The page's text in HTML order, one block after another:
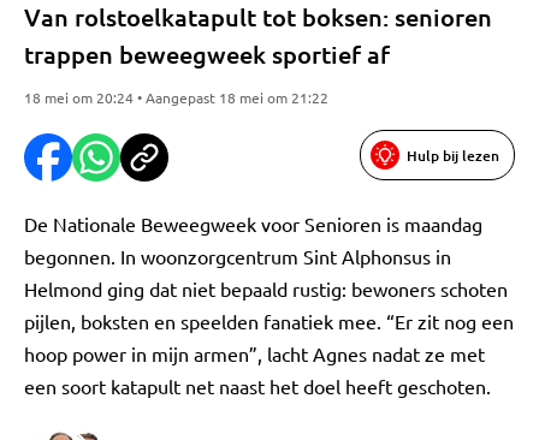
Van rolstoelkatapult tot boksen: senioren
trappen beweegweek sportief af
18 mei om 20:24 • Aangepast 18 mei om 21:22
Hulp bij lezen
De Nationale Beweegweek voor Senioren is maandag
begonnen. In woonzorgcentrum Sint Alphonsus in
Helmond ging dat niet bepaald rustig: bewoners schoten
pijlen, boksten en speelden fanatiek mee. “Er zit nog een
hoop power in mijn armen”, lacht Agnes nadat ze met
een soort katapult net naast het doel heeft geschoten.